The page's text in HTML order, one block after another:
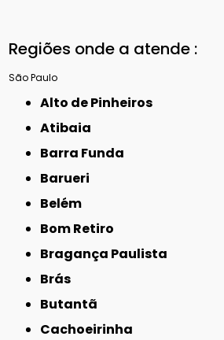
Regiões onde a atende :
São Paulo
Alto de Pinheiros
Atibaia
Barra Funda
Barueri
Belém
Bom Retiro
Bragança Paulista
Brás
Butantã
Cachoeirinha